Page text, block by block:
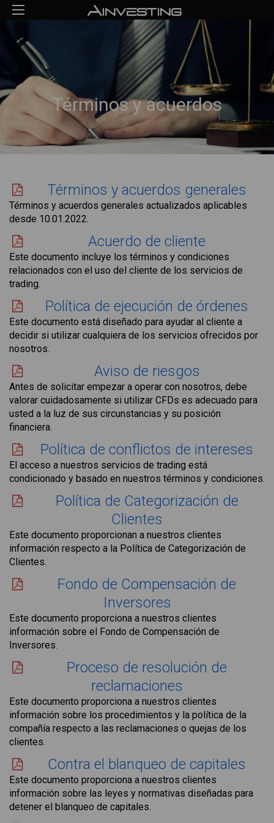
Términos y acuerdos
Términos y acuerdos generales
Términos y acuerdos generales actualizados aplicables
desde 10.01.2022.
Acuerdo de cliente
Este documento incluye los términos y condiciones
relacionados con el uso del cliente de los servicios de
trading.
Política de ejecución de órdenes
Este documento está diseñado para ayudar al cliente a
decidir si utilizar cualquiera de los servicios ofrecidos por
nosotros.
Aviso de riesgos
Antes de solicitar empezar a operar con nosotros, debe
valorar cuidadosamente si utilizar CFDs es adecuado para
usted a la luz de sus circunstancias y su posición
financiera.
Política de conflictos de intereses
El acceso a nuestros servicios de trading está
condicionado y basado en nuestros términos y condiciones.
Política de Categorización de
Clientes
Este documento proporcionan a nuestros clientes
información respecto a la Política de Categorización de
Clientes.
Fondo de Compensación de
Inversores
Este documento proporciona a nuestros clientes
información sobre el Fondo de Compensación de
Inversores.
Proceso de resolución de
reclamaciones
Este documento proporciona a nuestros clientes
información sobre los procedimientos y la política de la
compañía respecto a las reclamaciones o quejas de los
clientes.
Contra el blanqueo de capitales
Este documento proporciona a nuestros clientes
información sobre las leyes y normativas diseñadas para
detener el blanqueo de capitales.